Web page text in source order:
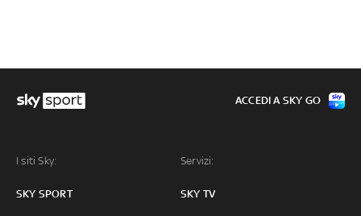
I siti Sky:
SKY SPORT
Servizi:
SKY TV
ACCEDI A SKY GO